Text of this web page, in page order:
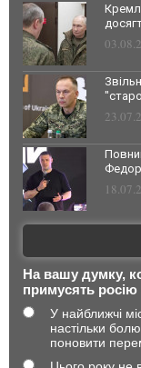
На вашу думку,
примусять росію
У найближчі
настільки
поновити